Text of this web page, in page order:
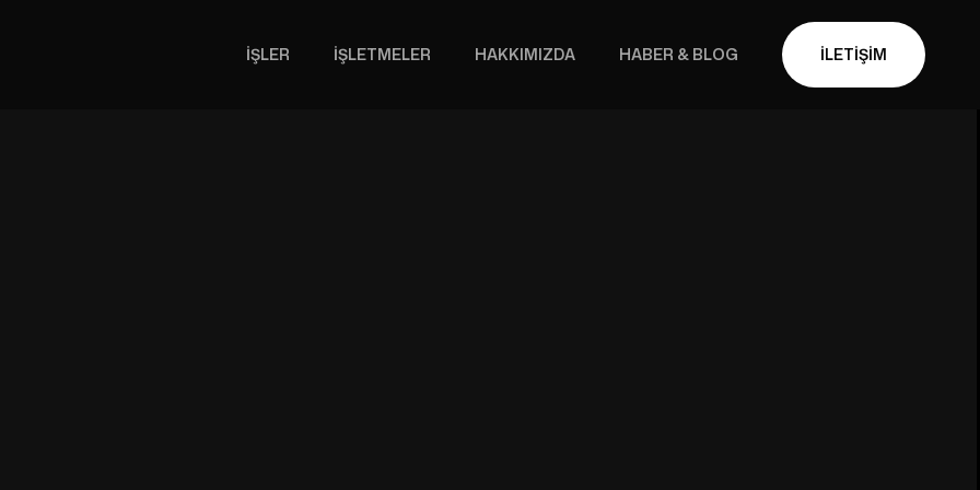
İŞLER İŞLETMELER HAKKIMIZDA HABER & BLOG İLETIŞIM